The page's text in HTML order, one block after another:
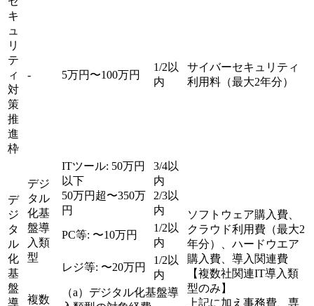
キ
ュ
リ
テ
ィ
対
策
推
進
枠
- 5万円〜100万円
1/2以
内
サイバーセキュリティ
利用料（最大2年分）
デ
ジ
タ
ル
化
基
盤
導
デジ
タル
化基
盤導
入類
型
ITツール: 50万円
以下
50万円超〜350万
円
3/4以
内
2/3以
内
ソフトウェア購入費、
クラウド利用費（最大2
年分）、ハードウエア
購入費、導入関連費
【複数社関連IT導入類
型のみ】
上記に加え事務費、専
PC等: 〜10万円
1/2以
内
レジ等: 〜20万円
1/2以
内
複数
（a）デジタル化基盤導